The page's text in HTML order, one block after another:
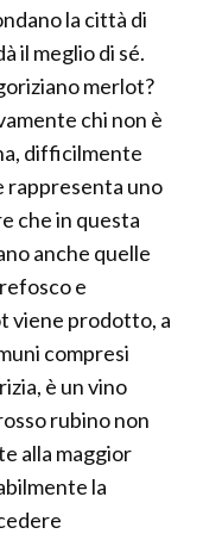
la città di
il meglio di sé.
merlot?
chi non è
difficilmente
rappresenta uno
che in questa
anche quelle
e
viene prodotto, a
compresi
è un vino
rubino non
alla maggior
la